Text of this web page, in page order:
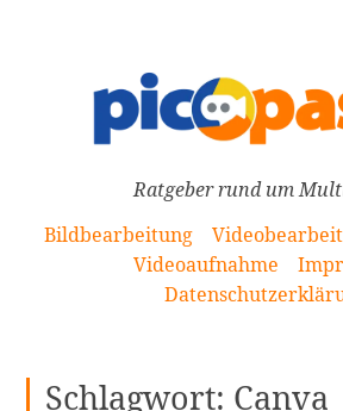
Ratgeber rund um
Bildbearbeitung
Videoaufnahme
Schlagwort: Canva